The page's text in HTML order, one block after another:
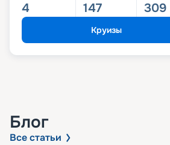
4 147 309
Круизы
Блог
Все статьи